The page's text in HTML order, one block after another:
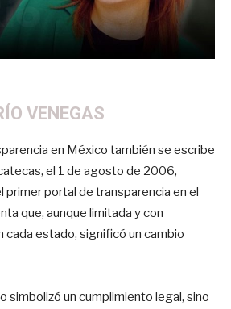
VENEGAS
en México también se escribe
el 1 de agosto de 2006,
primer portal de transparencia en el
que, aunque limitada y con
estado, significó un cambio
simbolizó un cumplimiento legal, sino